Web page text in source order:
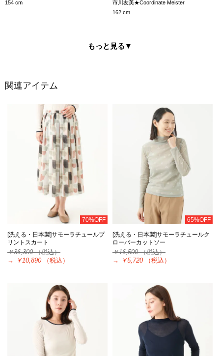
154 cm
市川友美★Coordinate Meister
162 cm
もっと見る ▼
関連アイテム
70%OFF
[洗える・日本製]サモーラチュールプ
リントスカート
￥36,300（税込）
→
￥10,890 （税込）
65%OFF
[洗える・日本製]サモーラチュールク
ローバーカットソー
￥16,500（税込）
→
￥5,720 （税込）